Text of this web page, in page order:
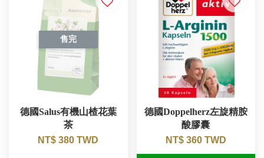
售完
德國Salus有機山楂花葉
茶
NT$ 380 TWD
德國Doppelherz左旋精胺
酸膠囊
NT$ 360 TWD